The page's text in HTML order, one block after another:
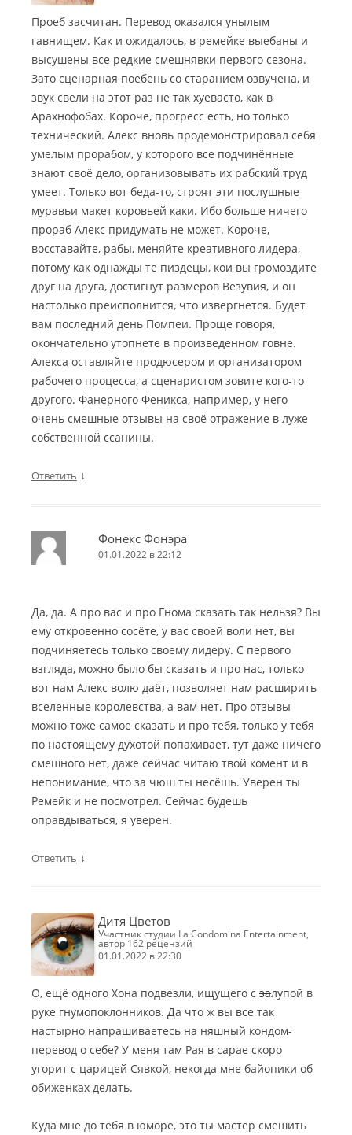
Проеб засчитан. Перевод оказался унылым
гавнищем. Как и ожидалось, в ремейке выебаны и
высушены все редкие смешнявки первого сезона.
Зато сценарная поебень со старанием озвучена, и
звук свели на этот раз не так хуевасто, как в
Арахнофобах. Короче, прогресс есть, но только
технический. Алекс вновь продемонстрировал себя
умелым прорабом, у которого все подчинённые
знают своё дело, организовывать их рабский труд
умеет. Только вот беда-то, строят эти послушные
муравьи макет коровьей каки. Ибо больше ничего
прораб Алекс придумать не может. Короче,
восставайте, рабы, меняйте креативного лидера,
потому как однажды те пиздецы, кои вы громоздите
друг на друга, достигнут размеров Везувия, и он
настолько преисполнится, что извергнется. Будет
вам последний день Помпеи. Проще говоря,
окончательно утопнете в произведенном говне.
Алекса оставляйте продюсером и организатором
рабочего процесса, а сценаристом зовите кого-то
другого. Фанерного Феникса, например, у него
очень смешные отзывы на своё отражение в луже
собственной ссанины.
Ответить ↓
Фонекс Фонэра
01.01.2022 в 22:12
Да, да. А про вас и про Гнома сказать так нельзя? Вы
ему откровенно сосёте, у вас своей воли нет, вы
подчиняетесь только своему лидеру. С первого
взгляда, можно было бы сказать и про нас, только
вот нам Алекс волю даёт, позволяет нам расширить
вселенные королевства, а вам нет. Про отзывы
можно тоже самое сказать и про тебя, только у тебя
по настоящему духотой попахивает, тут даже ничего
смешного нет, даже сейчас читаю твой комент и в
непонимание, что за чюш ты несёшь. Уверен ты
Ремейк и не посмотрел. Сейчас будешь
оправдываться, я уверен.
Ответить ↓
Дитя Цветов
участник студии La Condomina Entertainment,
автор 162 рецензий
01.01.2022 в 22:30
О, ещё одного Хона подвезли, ищущего с залупой в
руке гнумопоклонников. Да что ж вы все так
настырно напрашиваетесь на няшный кондом-
перевод о себе? У меня там Рая в сарае скоро
угорит с царицей Сявкой, некогда мне байопики об
обиженках делать.
Куда мне до тебя в юморе, это ты мастер смешить